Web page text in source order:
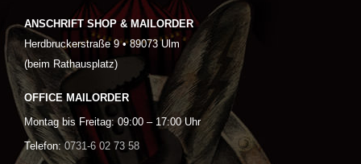
ANSCHRIFT SHOP & MAILORDER
Herdbruckerstraße 9 • 89073 Ulm
(beim Rathausplatz)
OFFICE MAILORDER
Montag bis Freitag: 09:00 – 17:00 Uhr
Telefon: 0731-6 02 73 58